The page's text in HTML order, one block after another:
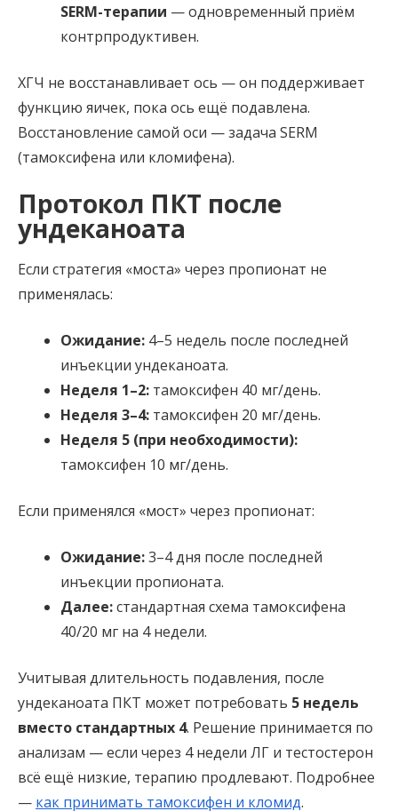
SERM-терапии — одновременный приём
контрпродуктивен.
ХГЧ не восстанавливает ось — он поддерживает
функцию яичек, пока ось ещё подавлена.
Восстановление самой оси — задача SERM
(тамоксифена или кломифена).
Протокол ПКТ после
ундеканоата
Если стратегия «моста» через пропионат не
применялась:
Ожидание: 4–5 недель после последней
инъекции ундеканоата.
Неделя 1–2: тамоксифен 40 мг/день.
Неделя 3–4: тамоксифен 20 мг/день.
Неделя 5 (при необходимости):
тамоксифен 10 мг/день.
Если применялся «мост» через пропионат:
Ожидание:3–4 дня после последней
инъекции пропионата.
Далее:стандартная схема тамоксифена
40/20 мг на 4 недели.
Учитывая длительность подавления, после
ундеканоата ПКТ может потребовать 5 недель
вместо стандартных 4. Решение принимается по
анализам — если через 4 недели ЛГ и тестостерон
всё ещё низкие, терапию продлевают. Подробнее
— как принимать тамоксифен и кломид.